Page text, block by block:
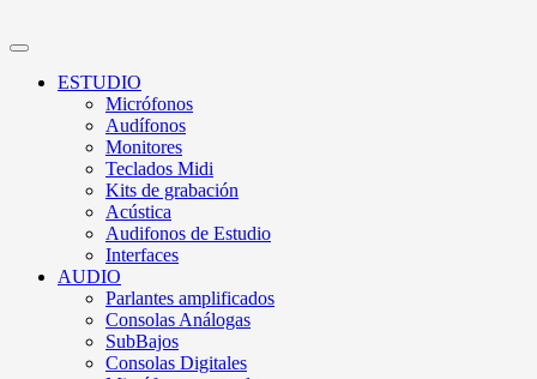
ESTUDIO
Micrófonos
Audífonos
Monitores
Teclados Midi
Kits de grabación
Acústica
Audifonos de Estudio
Interfaces
AUDIO
Parlantes amplificados
Consolas Análogas
SubBajos
Consolas Digitales